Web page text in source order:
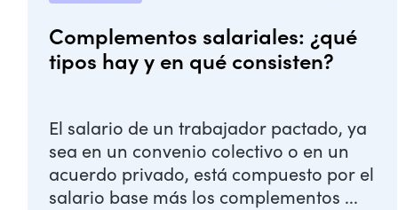
Complementos salariales: ¿qué
tipos hay y en qué consisten?
El salario de un trabajador pactado, ya
sea en un convenio colectivo o en un
acuerdo privado, está compuesto por el
salario base más los complementos ...